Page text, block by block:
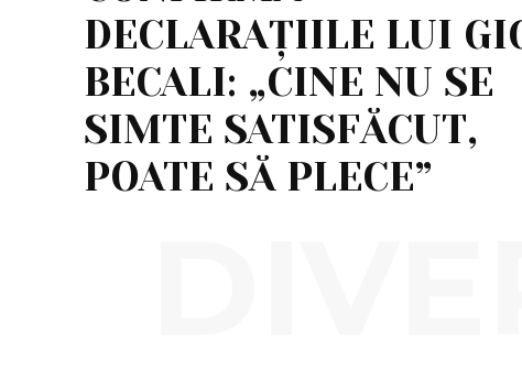
DECLARAȚIILE LUI
BECALI: „CINE NU SE
SIMTE SATISFĂCUT,
POATE SĂ PLECE”